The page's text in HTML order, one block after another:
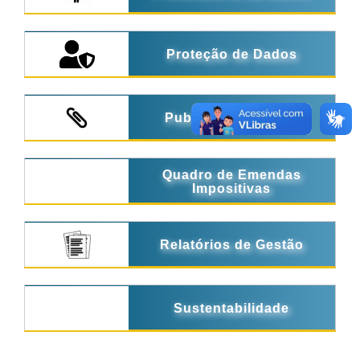
Proteção de Dados
Publicações Legais
Quadro de Emendas
Impositivas
Relatórios de Gestão
Sustentabilidade